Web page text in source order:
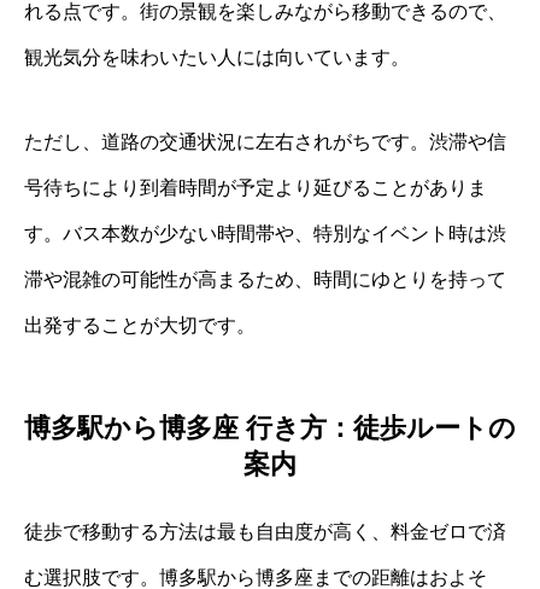
れる点です。街の景観を楽しみながら移動できるので、
観光気分を味わいたい人には向いています。
ただし、道路の交通状況に左右されがちです。渋滞や信
号待ちにより到着時間が予定より延びることがありま
す。バス本数が少ない時間帯や、特別なイベント時は渋
滞や混雑の可能性が高まるため、時間にゆとりを持って
出発することが大切です。
博多駅から博多座 行き方：徒歩ルートの
案内
徒歩で移動する方法は最も自由度が高く、料金ゼロで済
む選択肢です。博多駅から博多座までの距離はおよそ